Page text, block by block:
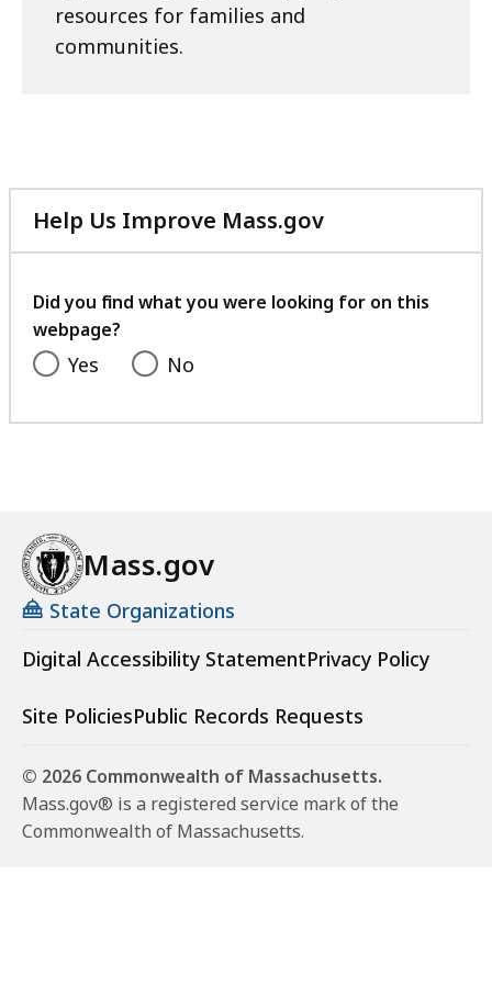
resources for families and
communities.
Help Us Improve Mass.gov
with
feedback
Did you find what you were looking for on this
webpage?
Yes No
Mass.gov
State Organizations
Digital Accessibility StatementPrivacy Policy
Site PoliciesPublic Records Requests
© 2026 Commonwealth of Massachusetts.
Mass.gov® is a registered service mark of the
Commonwealth of Massachusetts.